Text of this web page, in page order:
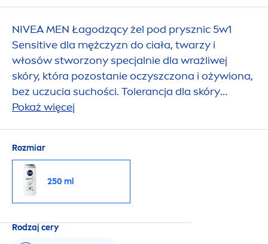
NIVEAMEN Łagodzący żel pod prysznic 5w1
Sensitivedla mężczyzn do ciała, twarzy i
włosów stworzony specjalnie dla wrażliwej
skóry, która pozostanie oczyszczona i ożywiona,
bez uczucia suchości. Tolerancja dla skóry
potwierdzona dermatologicznie.
Pokaż więcej
Rozmiar
250 ml
Rodzaj cery